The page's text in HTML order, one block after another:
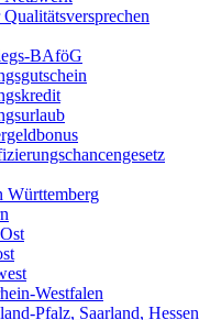
BAföG
Württemberg
Westfalen
Pfalz, Saarland, Hessen